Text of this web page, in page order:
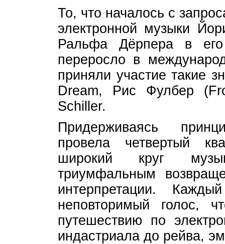
То, что началось с
электронной музыки
Ральфа Дёрпера в
переросло в
приняли участие такие
Dream, Рис Фулбер
Schiller.
Придерживаясь
провела четвертый
широкий круг
триумфальным
интерпретации.
неповторимый голос,
путешествию по
индастриала до рейва,